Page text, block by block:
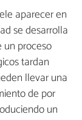
aparecer en
se desarrolla
proceso
tardan
llevar una
de por
un